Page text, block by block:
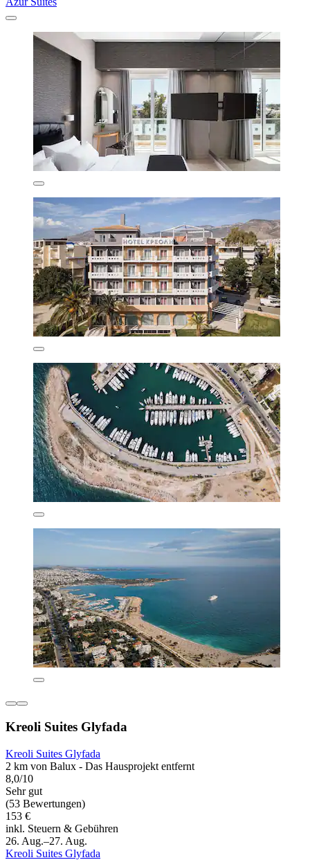
Kreoli Suites Glyfada
Kreoli Suites Glyfada
2 km von Balux - Das Hausprojekt entfernt
8,0/10
Sehr gut
(53 Bewertungen)
153 €
inkl. Steuern & Gebühren
26. Aug.–27. Aug.
Kreoli Suites Glyfada